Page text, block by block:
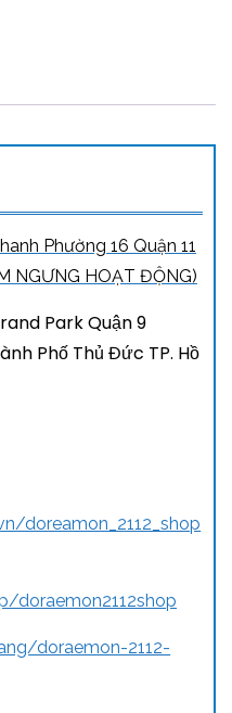
Phường 16 Quận 11
NGƯNG HOẠT ĐỘNG)
Park Quận 9
Phố Thủ Đức TP. Hồ
doreamon_2112_shop
doraemon2112shop
doraemon-2112-